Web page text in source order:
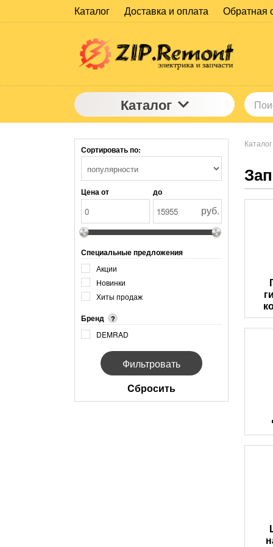
Каталог Доставка и оплата Обратная
Каталог
Сортировать по:
Цена от до
руб.
Специальные предложения
Акции
Новинки
Хиты продаж
Бренд ?
DEMRAD
Cбросить
Каталог